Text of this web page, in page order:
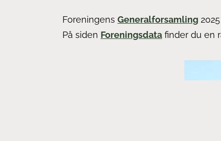
Foreningens Generalforsamling
På siden Foreningsdata finder du en